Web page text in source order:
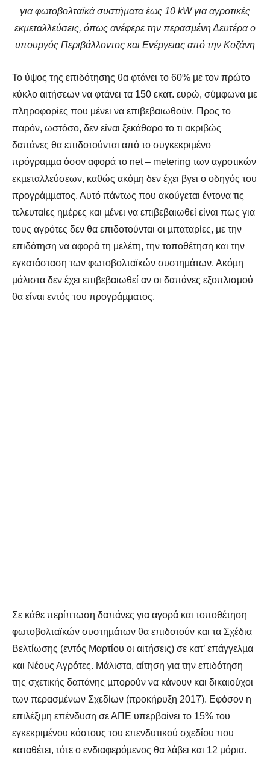
για φωτοβολταϊκά συστήµατα έως 10 kW για αγροτικές
εκµεταλλεύσεις, όπως ανέφερε την περασµένη Δευτέρα ο
υπουργός Περιβάλλοντος και Ενέργειας από την Κοζάνη
Το ύψος της επιδότησης θα φτάνει το 60% µε τον πρώτο
κύκλο αιτήσεων να φτάνει τα 150 εκατ. ευρώ, σύµφωνα µε
πληροφορίες που µένει να επιβεβαιωθούν. Προς το
παρόν, ωστόσο, δεν είναι ξεκάθαρο το τι ακριβώς
δαπάνες θα επιδοτούνται από το συγκεκριµένο
πρόγραµµα όσον αφορά το net – metering των αγροτικών
εκµεταλλεύσεων, καθώς ακόµη δεν έχει βγει ο οδηγός του
προγράµµατος. Αυτό πάντως που ακούγεται έντονα τις
τελευταίες ηµέρες και µένει να επιβεβαιωθεί είναι πως για
τους αγρότες δεν θα επιδοτούνται οι µπαταρίες, µε την
επιδότηση να αφορά τη µελέτη, την τοποθέτηση και την
εγκατάσταση των φωτοβολταϊκών συστηµάτων. Ακόµη
µάλιστα δεν έχει επιβεβαιωθεί αν οι δαπάνες εξοπλισµού
θα είναι εντός του προγράµµατος.
Σε κάθε περίπτωση δαπάνες για αγορά και τοποθέτηση
φωτοβολταϊκών συστηµάτων θα επιδοτούν και τα Σχέδια
Βελτίωσης (εντός Μαρτίου οι αιτήσεις) σε κατ’ επάγγελµα
και Νέους Αγρότες. Μάλιστα, αίτηση για την επιδότηση
της σχετικής δαπάνης µπορούν να κάνουν και δικαιούχοι
των περασµένων Σχεδίων (προκήρυξη 2017). Εφόσον η
επιλέξιµη επένδυση σε ΑΠΕ υπερβαίνει το 15% του
εγκεκριµένου κόστους του επενδυτικού σχεδίου που
καταθέτει, τότε ο ενδιαφερόµενος θα λάβει και 12 µόρια.